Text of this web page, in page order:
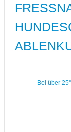
Bei über